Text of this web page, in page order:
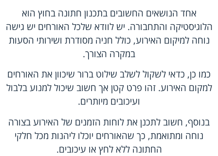
אחד הנושאים החשובים בתכנון חתונה בחוץ הוא
הלוגיסטיקה והתחבורה. יש לוודא שלכל האורחים יש גישה
נוחה למיקום האירוע, כולל חניה מסודרת ושירותי הסעות
במקרה הצורך.
כמו כן, כדאי לשקול לשלב שילוט ברור שיכוון את האורחים
למקום האירוע. זהו פרט קטן אך חשוב שיכול למנוע בלבול
ועיכובים מיותרים.
בנוסף, חשוב לתכנן את לוחות הזמנים של האירוע בצורה
נוחה ומתואמת, כך שהאורחים יוכלו ליהנות מכל חלקי
החתונה ללא לחץ או עיכובים.